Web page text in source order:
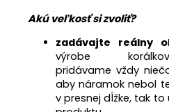
Akú veľkosť si zvoliť?
zadávajte reálny
výrobe
pridávame vždy
aby náramok nebol
v presnej dĺžke, tak